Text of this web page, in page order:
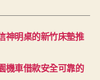
神明桌的新竹床墊推
機車借款安全可靠的